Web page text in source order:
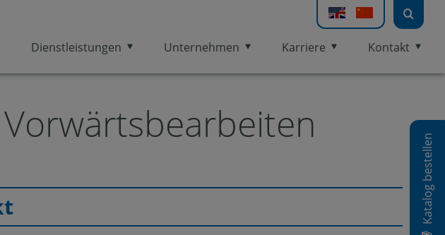
Katalog bestellen
Dienstleistungen Unternehmen Karriere Kontakt